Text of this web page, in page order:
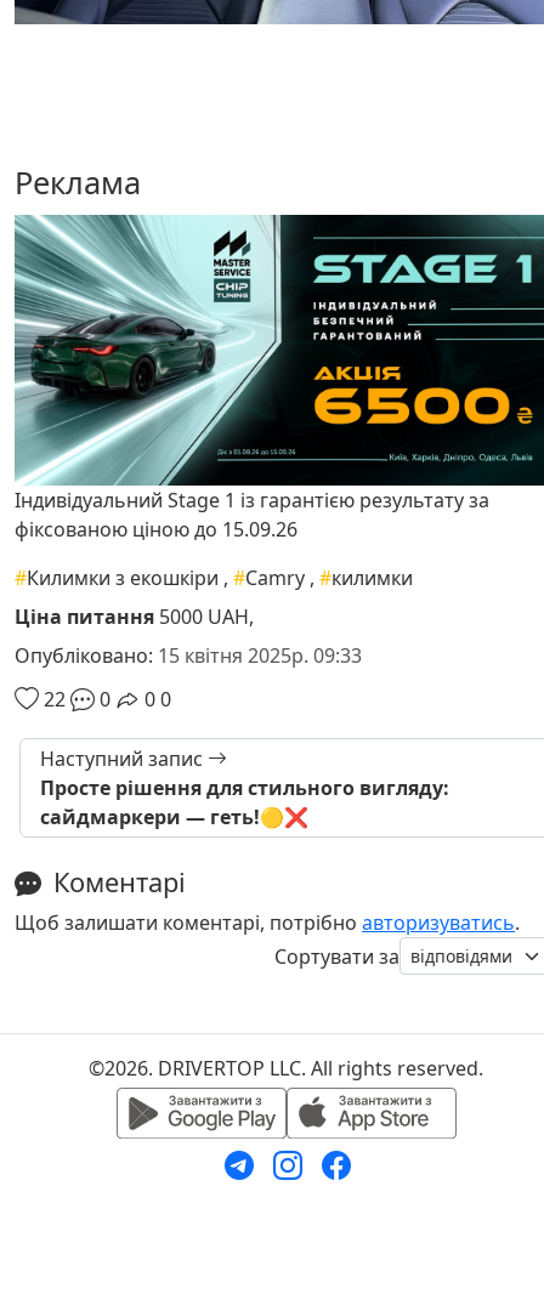
Реклама
Індивідуальний Stage 1 із гарантією результату за
фіксованою ціною до 15.09.26
#Килимки з екошкіри , #Camry , #килимки
Ціна питання 5000 UAH,
Опубліковано: 15 квітня 2025р. 09:33
22
0 00
Наступний запис
Просте рішення для стильного вигляду:
сайдмаркери — геть!🟡❌
Коментарі
Щоб залишати коментарі, потрібно авторизуватись.
Сортувати за
©2026. DRIVERTOP LLC. All rights reserved.